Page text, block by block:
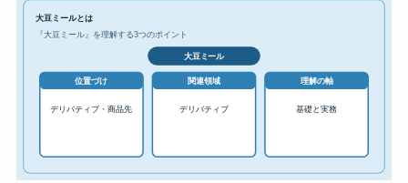
大豆ミールとは
『大豆ミール』を理解する3つのポイント
大豆ミール
位置づけ
デリバティブ・商品先
関連領域
デリバティブ
理解の軸
基礎と実務